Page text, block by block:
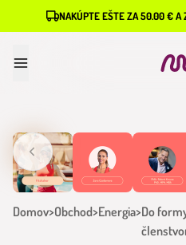
NAKÚPTE EŠTE ZA 50.00 € A
Domov>Obchod>Energia>Do